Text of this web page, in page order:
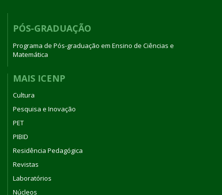
PÓS-GRADUAÇÃO
Programa de Pós-graduação em Ensino de Ciências e
Matemática
MAIS ICENP
Cultura
Pesquisa e Inovação
PET
PIBID
Residência Pedagógica
Revistas
Laboratórios
Núcleos